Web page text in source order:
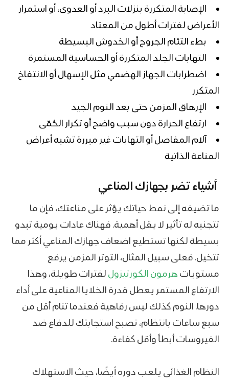
الإصابة المتكررة بنزلات البرد أو العدوى، أو استمرار
الأعراض لفترات أطول من المعتاد
بطء التئام الجروح أو الخدوش البسيطة
التهابات الجلد المتكررة أو الحساسية المستمرة
اضطرابات الجهاز الهضمي مثل الإسهال أو الانتفاخ
المتكرر
الإرهاق المزمن حتى بعد النوم الجيد
ارتفاع الحرارة دون سبب واضح أو تكرار الحُمّى
آلام المفاصل أو التهابات غير مبررة تشبه أعراض
المناعة الذاتية
أشياء تضر بجهازك المناعي
ما تضيفه إلى نمط حياتك يؤثر على مناعتك، فإن ما
تتجنبه له تأثير لا يقل أهمية. فهناك عادات يومية تبدو
بسيطة لكنها تستطيع اضعاف جهازك المناعي أكثر مما
تتخيل. فعلى سبيل المثال، التوتر المزمن يرفع
مستويات هرمون الكورتيزول لفترات طويلة، وهذا
الارتفاع المستمر يعطل قدرة الخلايا المناعية على أداء
دورها. النوم كذلك ليس رفاهية فعندما تنام أقل من
سبع ساعات بانتظام، تصبح استجابتك للدفاع ضد
الفيروسات أبطأ وأقل كفاءة.
النظام الغذائي يلعب دوره أيضًا، حيث الاستهلاك